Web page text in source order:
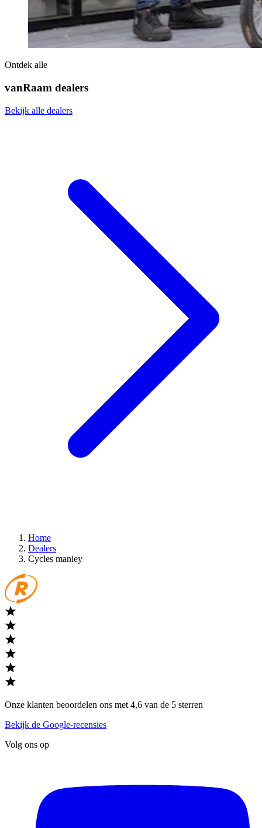
Ontdek alle
vanRaam dealers
Bekijk alle dealers
Home
Dealers
Cycles maniey
Onze klanten beoordelen ons met 4,6 van de 5 sterren
Bekijk de Google-recensies
Volg ons op